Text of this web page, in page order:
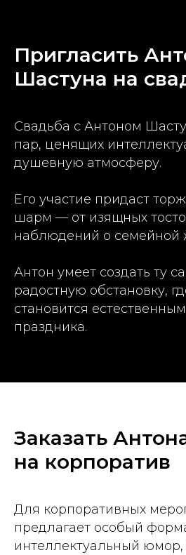
Пригласить
Шастуна на
Свадьба с Антоном
пар, ценящих
душевную атмосферу.
Его участие придаст
шарм — от изящных
наблюдений о семейной
Антон умеет создать ту
радостную обстановку,
становится
праздника.
Заказать
на корпоратив
Для корпоративных
предлагает особый
интеллектуальный